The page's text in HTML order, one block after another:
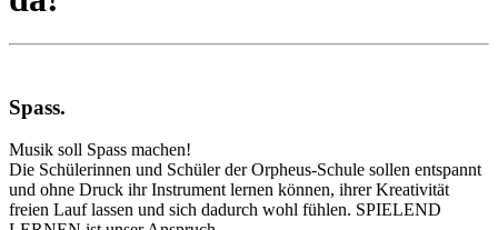
Spass.
Musik soll Spass machen!
Die Schülerinnen und Schüler der Orpheus-Schule sollen entspannt
und ohne Druck ihr Instrument lernen können, ihrer Kreativität
freien Lauf lassen und sich dadurch wohl fühlen. SPIELEND